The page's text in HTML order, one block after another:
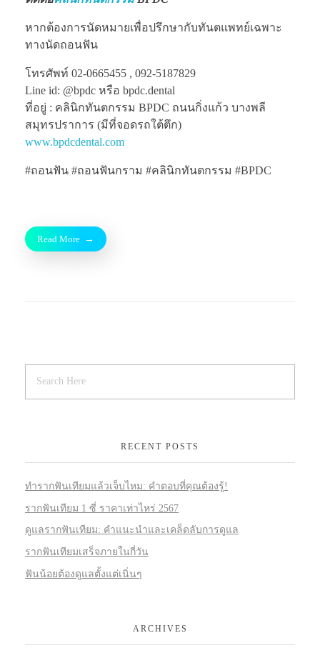
หากต้องการนัดหมายเพื่อปรึกษากับทันตแพทย์เฉพาะ
ทางนัดถอนฟัน
โทรศัพท์ 02-0665455 , 092-5187829
Line id: @bpdc หรือ bpdc.dental
ที่อยู่ : คลินิกทันตกรรม BPDC ถนนกิ่งแก้ว บางพลี
สมุทรปราการ (มีที่จอดรถใต้ตึก)
www.bpdcdental.com
#ถอนฟัน #ถอนฟันกราม #คลินิกทันตกรรม #BPDC
Read More
RECENT POSTS
ทำรากฟันเทียมแล้วเจ็บไหม: คำตอบที่คุณต้องรู้!
รากฟันเทียม 1 ซี่ ราคาเท่าไหร่ 2567
ดูแลรากฟันเทียม: คำแนะนำและเคล็ดลับการดูแล
รากฟันเทียมเสร็จภายในกี่วัน
ฟันน้อยต้องดูแลตั้งแต่เนิ่นๆ
ARCHIVES